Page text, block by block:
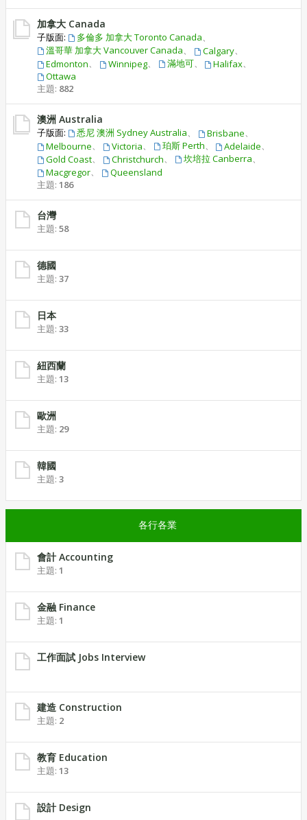
加拿大 Canada
子版面: 多倫多 加拿大 Toronto Canada、
溫哥華 加拿大 Vancouver Canada、 Calgary、
Edmonton、 Winnipeg、 滿地可、 Halifax、
Ottawa
主題: 882
澳洲 Australia
子版面: 悉尼 澳洲 Sydney Australia、 Brisbane、
Melbourne、 Victoria、 珀斯 Perth、 Adelaide、
Gold Coast、 Christchurch、 坎培拉 Canberra、
Macgregor、
Queensland
主題: 186
台灣
主題: 58
德國
主題: 37
日本
主題: 33
紐西蘭
主題: 13
歐洲
主題: 29
韓國
主題: 3
各行各業
會計 Accounting
主題: 1
金融 Finance
主題: 1
工作面試 Jobs Interview
建造 Construction
主題: 2
教育 Education
主題: 13
設計 Design